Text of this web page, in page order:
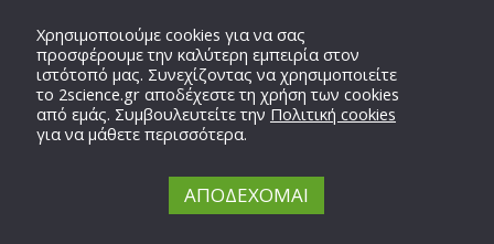
Χρησιμοποιούμε cookies για να σας
προσφέρουμε την καλύτερη εμπειρία στον
ιστότοπό μας. Συνεχίζοντας να χρησιμοποιείτε
το 2science.grαποδέχεστε τη χρήση των cookies
από εμάς. Συμβουλευτείτε την Πολιτική cookies
για να μάθετε περισσότερα.
ΑΠΟΔΕΧΟΜΑΙ